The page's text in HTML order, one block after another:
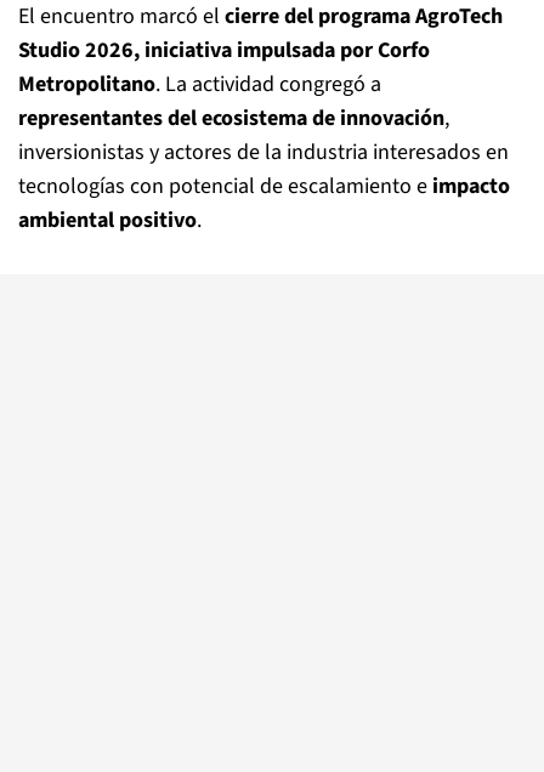
El encuentro marcó el cierre del programa AgroTech
Studio 2026, iniciativa impulsada por Corfo
Metropolitano. La actividad congregó a
representantes del ecosistema de innovación,
inversionistas y actores de la industria interesados en
tecnologías con potencial de escalamiento e impacto
ambiental positivo.